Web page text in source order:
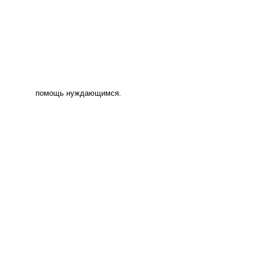
помощь нуждающимся.